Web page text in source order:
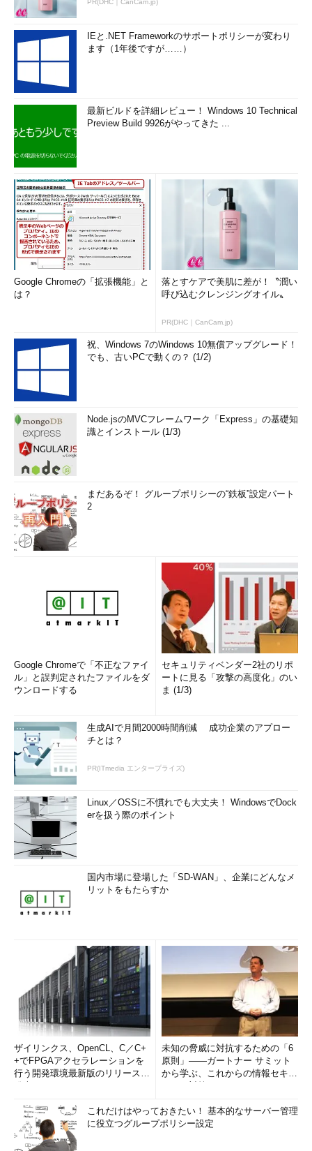
PR(DHC｜CanCam.jp)
IEと.NET Frameworkのサポートポリシーが変わり
ます（1年後ですが……）
最新ビルドを詳細レビュー！ Windows 10 Technical
Preview Build 9926がやってきた ...
Google Chromeの「拡張機能」と
は？
落とすケアで美肌に差が！〝潤い
呼び込むクレンジングオイル〟
PR(DHC｜CanCam.jp)
祝、Windows 7のWindows 10無償アップグレード！
でも、古いPCで動くの？ (1/2)
Node.jsのMVCフレームワーク「Express」の基礎知
識とインストール (1/3)
まだあるぞ！ グループポリシーの“鉄板”設定パート
2
Google Chromeで「不正なファイ
ル」と誤判定されたファイルをダ
ウンロードする
セキュリティベンダー2社のリポ
ートに見る「攻撃の高度化」のい
ま (1/3)
生成AIで月間2000時間削減 成功企業のアプロー
チとは？
PR(ITmedia エンタープライズ)
Linux／OSSに不慣れでも大丈夫！ WindowsでDock
erを扱う際のポイント
国内市場に登場した「SD-WAN」、企業にどんなメ
リットをもたらすか
ザイリンクス、OpenCL、C／C+
+でFPGAアクセラレーションを
行う開発環境最新版のリリースを
未知の脅威に対抗するための「6
原則」――ガートナー サミット
から学ぶ、これからの情報セキュ
これだけはやっておきたい！ 基本的なサーバー管理
に役立つグループポリシー設定